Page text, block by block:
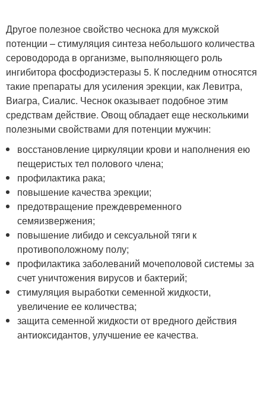
Другое полезное свойство чеснока для мужской
потенции – стимуляция синтеза небольшого количества
сероводорода в организме, выполняющего роль
ингибитора фосфодиэстеразы 5. К последним относятся
такие препараты для усиления эрекции, как Левитра,
Виагра, Сиалис. Чеснок оказывает подобное этим
средствам действие. Овощ обладает еще несколькими
полезными свойствами для потенции мужчин:
восстановление циркуляции крови и наполнения ею
пещеристых тел полового члена;
профилактика рака;
повышение качества эрекции;
предотвращение преждевременного
семяизвержения;
повышение либидо и сексуальной тяги к
противоположному полу;
профилактика заболеваний мочеполовой системы за
счет уничтожения вирусов и бактерий;
стимуляция выработки семенной жидкости,
увеличение ее количества;
защита семенной жидкости от вредного действия
антиоксидантов, улучшение ее качества.